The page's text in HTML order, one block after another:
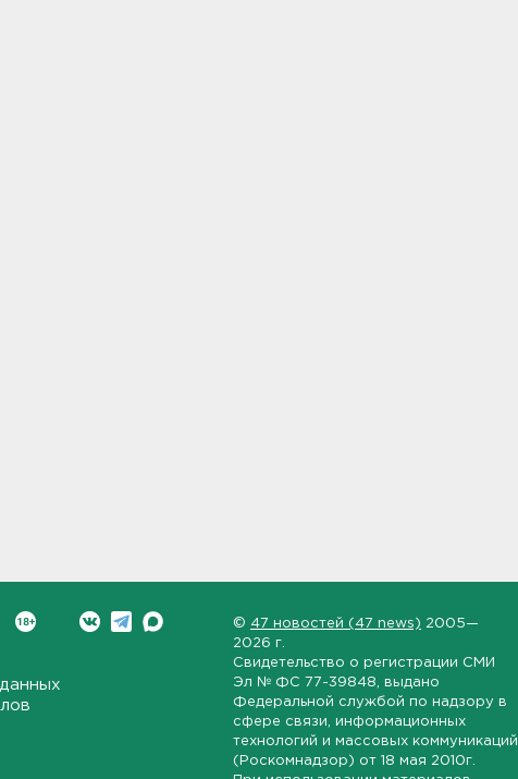
© 47 новостей (47 news) 2005—
2026 г.
Свидетельство о регистрации СМИ
Эл № ФС 77-39848 , выдано
Федеральной службой по надзору в
сфере связи, информационных
технологий и массовых коммуникаций
(Роскомнадзор) от 18 мая 2010г.